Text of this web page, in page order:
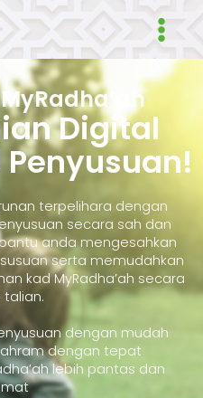
Main
Digital
terpelihara dengan
secara sah dan
anda mengesahkan
serta memudahkan
kad MyRadha’ah secara
dengan mudah
dengan tepat
lebih pantas dan